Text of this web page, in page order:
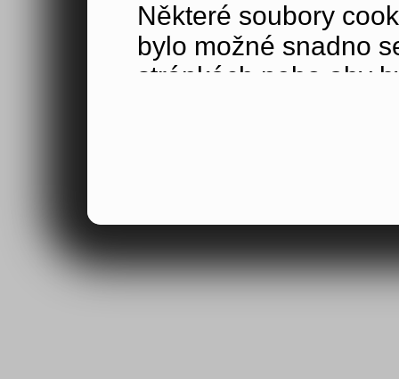
Některé soubory
bylo možné snadno
stránkách nebo aby
Výkonové soubory
tom, jak používáte